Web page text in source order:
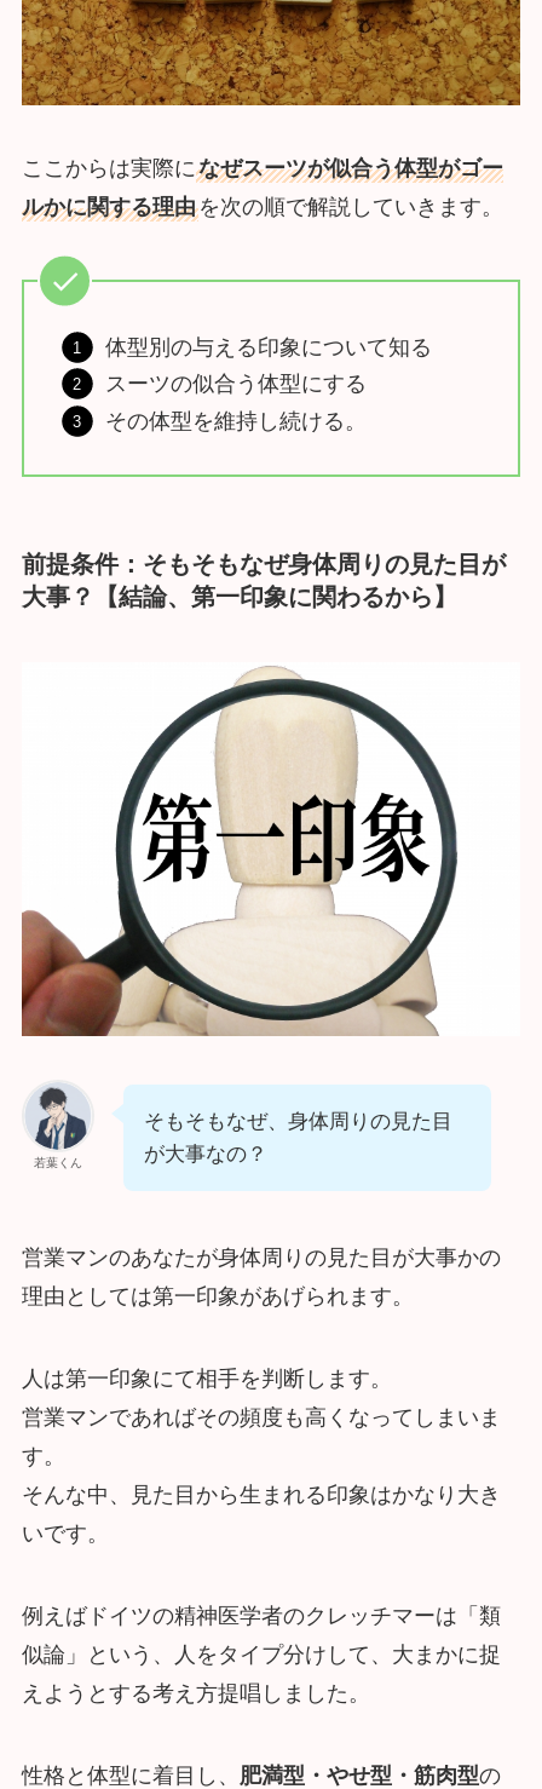
ここからは実際になぜスーツが似合う体型がゴー
ルかに関する理由を次の順で解説していきます。
体型別の与える印象について知る
スーツの似合う体型にする
その体型を維持し続ける。
前提条件：そもそもなぜ身体周りの見た目が
大事？
【結論、第一印象に関わるから】
若葉くん
そもそもなぜ、身体周りの見た目
が大事なの？
営業マンのあなたが身体周りの見た目が大事かの
理由としては第一印象があげられます。
人は第一印象にて相手を判断します。
営業マンであればその頻度も高くなってしまいま
す。
そんな中、見た目から生まれる印象はかなり大き
いです。
例えばドイツの精神医学者のクレッチマーは「類
似論」という、人をタイプ分けして、大まかに捉
えようとする考え方提唱しました。
性格と体型に着目し、 肥満型・やせ型・筋肉型の